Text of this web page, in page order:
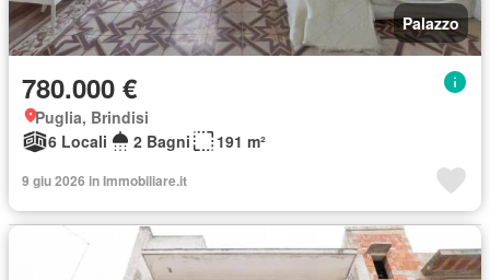
Palazzo
780.000 €
Puglia, Brindisi
6 Locali
2 Bagni 191 m²
9 giu 2026 in Immobiliare.it